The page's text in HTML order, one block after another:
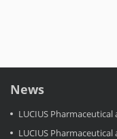
News
LUCIUS
LUCIUS